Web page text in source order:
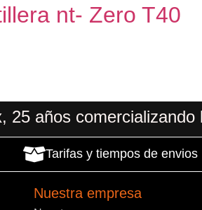
nt- Zero T40
25 años comercializando
Tarifas y tiempos de envios
Nuestra empresa